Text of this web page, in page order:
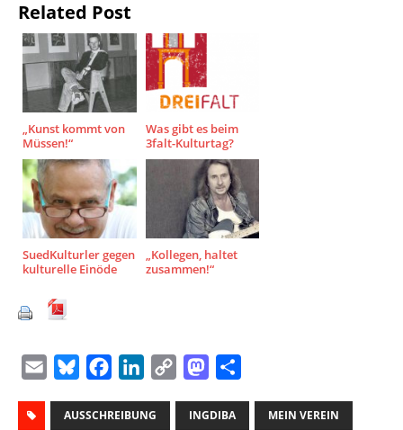
Related Post
„Kunst kommt von
Müssen!“
Was gibt es beim
3falt-Kulturtag?
SuedKulturler gegen
kulturelle Einöde
„Kollegen, haltet
zusammen!“
u
c
n
M
s
AUSSCHREIBUNG INGDIBA MEIN VEREIN